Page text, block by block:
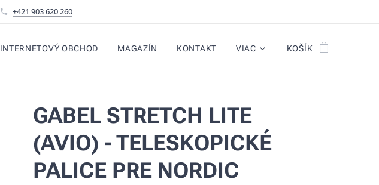
+421 903 620 260
INTERNETOVÝ OBCHOD MAGAZÍN KONTAKT VIAC KOŠÍK
GABEL STRETCH LITE
(AVIO) - TELESKOPICKÉ
PALICE PRE NORDIC